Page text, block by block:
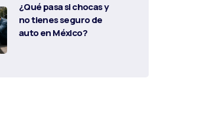
¿Qué pasa si chocas y
no tienes seguro de
auto en México?